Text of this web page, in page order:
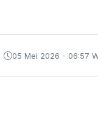
05 Mei 2026 - 06:57